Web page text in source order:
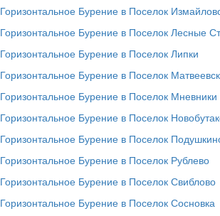
Горизонтальное Бурение в Поселок
Горизонтальное Бурение в Поселок Лесные
Горизонтальное Бурение в Поселок Липки
Горизонтальное Бурение в Поселок
Горизонтальное Бурение в Поселок
Горизонтальное Бурение в Поселок
Горизонтальное Бурение в Поселок
Горизонтальное Бурение в Поселок Рублево
Горизонтальное Бурение в Поселок Свиблово
Горизонтальное Бурение в Поселок Сосновка